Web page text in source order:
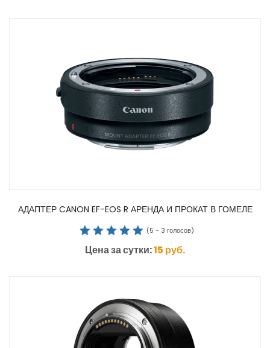
АДАПТЕР CANON EF-EOS R АРЕНДА И ПРОКАТ В ГОМЕЛЕ
(5 - 3 голосов)
Цена за сутки:15 руб.